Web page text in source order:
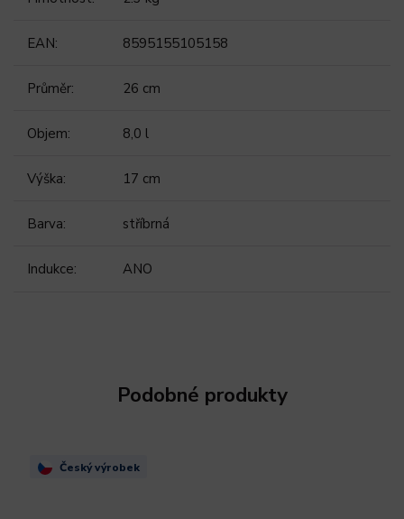
EAN: 8595155105158
Průměr: 26 cm
Objem: 8,0 l
Výška: 17 cm
Barva: stříbrná
Indukce: ANO
Podobné produkty
Český výrobek